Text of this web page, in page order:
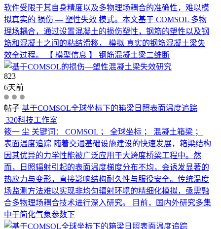
软件受限于其自身精度以及多物理场耦合的准确性，难以模
拟真实的 损伤 — 塑性失效 模式。本文基于 COMSOL 多物
理场耦合，通过设置混凝土的损伤塑性，钢筋的塑性以及钢
筋和混凝土之间的粘结滑移， 模拟 真实的钢筋混凝土梁失
效全过程。 【 模型信息 】 钢筋混凝土梁二维断
823
6天前
帖子 基于COMSOL全球坐标下的箱梁日照表面温度追踪
320科技工作室
筱一 尘 关键词： COMSOL ； 全球坐标 ； 混凝土箱梁 ；
表面温度追踪 随着交通基础设施建设的快速发展，箱梁结构
因其优异的力学性能被广泛应用于大跨度桥梁工程中。然
而，日照辐射引起的表面温度梯度分布不均，会诱发显著的
热应力与变形，直接影响结构耐久性与服役安全。传统温度
场监测方法难以实现非均匀辐射环境的精细化模拟，亟需融
合多物理场耦合技术进行深入研究。 目前，国内外研究多集
中于简化气象参数下